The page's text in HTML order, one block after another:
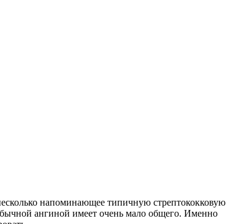
напоминающее типичную стрептококковую
ангиной имеет очень мало общего. Именно